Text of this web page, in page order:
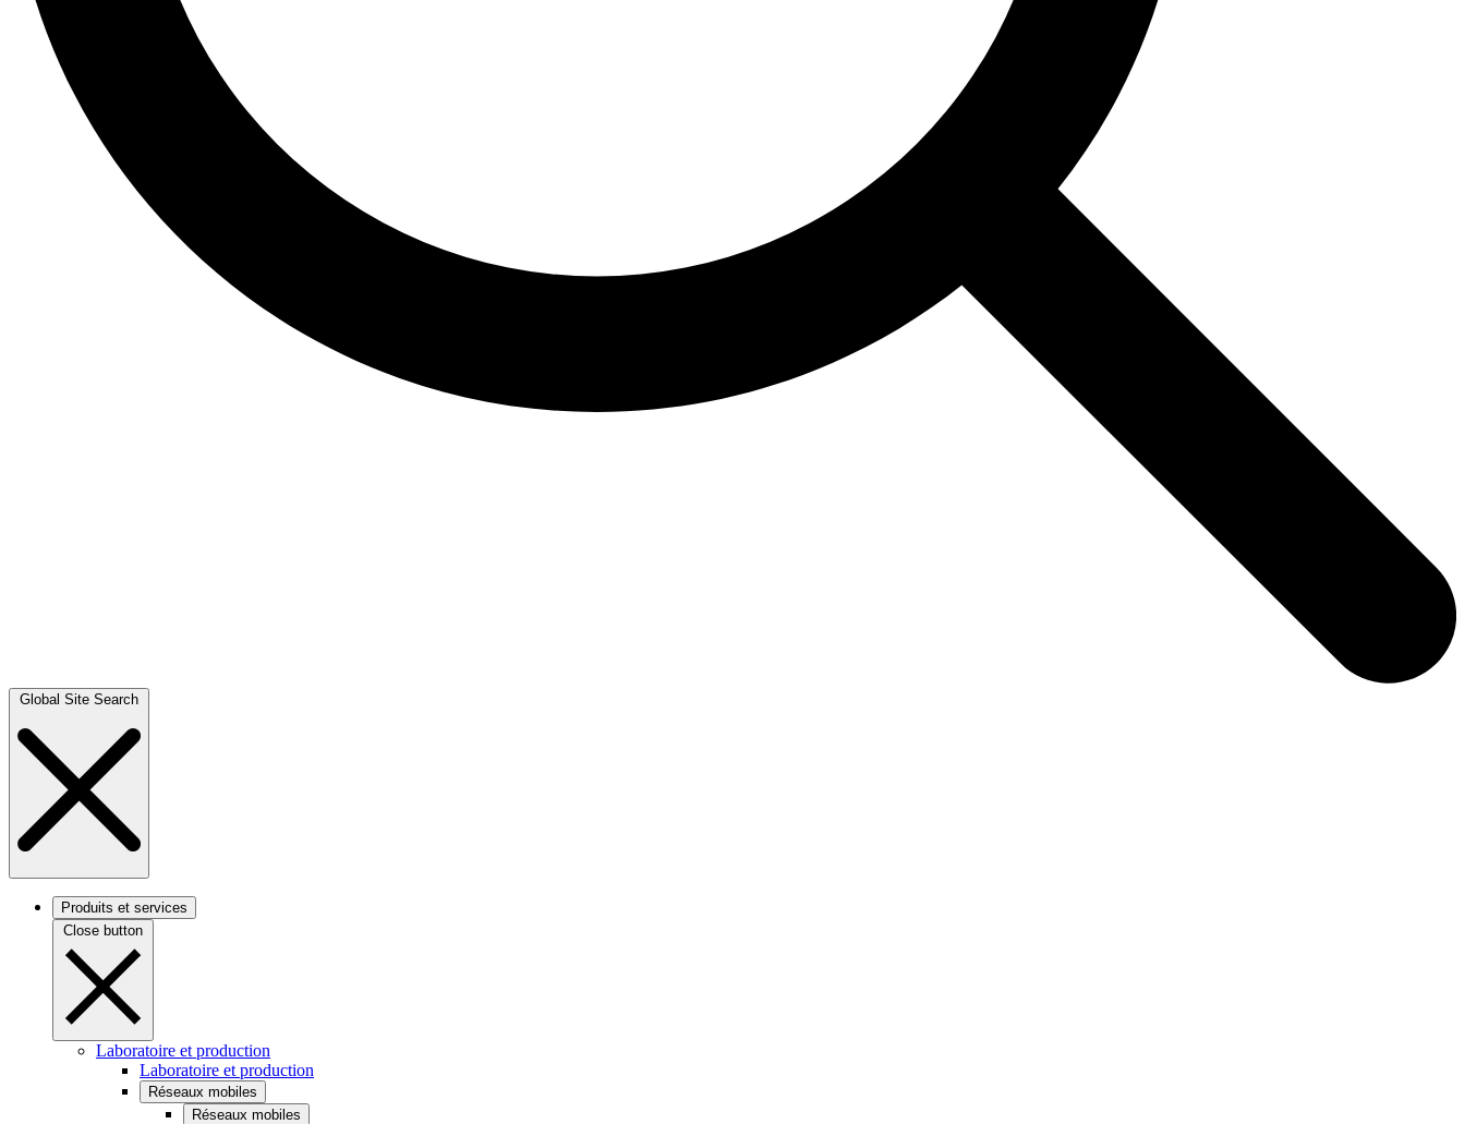
Global Site Search
Produits et services
Close button
Laboratoire et production
Laboratoire et production
Réseaux mobiles
Réseaux mobiles